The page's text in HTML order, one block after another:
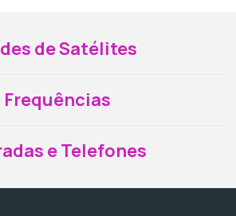
de Satélites
Frequências
e Telefones